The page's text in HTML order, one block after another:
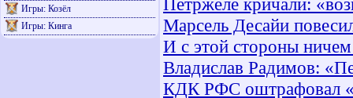
Игры: Козёл
Игры: Кинга
Марсель Десайи
И с этой стороны
Владислав Радимов:
КДК РФС оштрафовал